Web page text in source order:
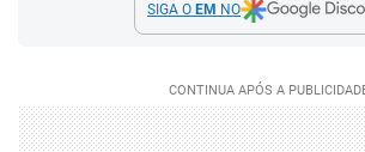
SIGA O EM NO